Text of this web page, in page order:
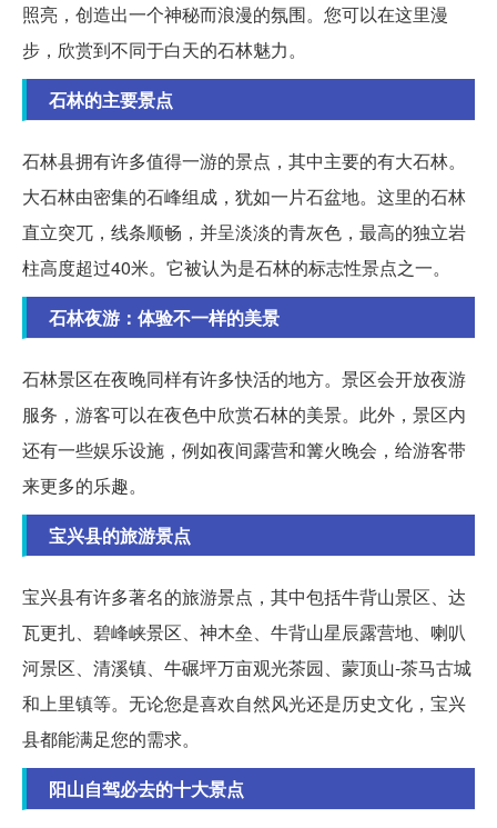
照亮，创造出一个神秘而浪漫的氛围。您可以在这里漫
步，欣赏到不同于白天的石林魅力。
石林的主要景点
石林县拥有许多值得一游的景点，其中主要的有大石林。
大石林由密集的石峰组成，犹如一片石盆地。这里的石林
直立突兀，线条顺畅，并呈淡淡的青灰色，最高的独立岩
柱高度超过40米。它被认为是石林的标志性景点之一。
石林夜游：体验不一样的美景
石林景区在夜晚同样有许多快活的地方。景区会开放夜游
服务，游客可以在夜色中欣赏石林的美景。此外，景区内
还有一些娱乐设施，例如夜间露营和篝火晚会，给游客带
来更多的乐趣。
宝兴县的旅游景点
宝兴县有许多著名的旅游景点，其中包括牛背山景区、达
瓦更扎、碧峰峡景区、神木垒、牛背山星辰露营地、喇叭
河景区、清溪镇、牛碾坪万亩观光茶园、蒙顶山-茶马古城
和上里镇等。无论您是喜欢自然风光还是历史文化，宝兴
县都能满足您的需求。
阳山自驾必去的十大景点